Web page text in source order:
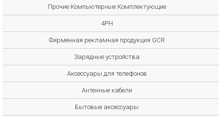
Прочие Компьютерные Комплектующие
4PH
Фирменная рекламная продукция GCR
Зарядные устройства
Аксессуары для телефонов
Антенные кабели
Бытовые аксессуары